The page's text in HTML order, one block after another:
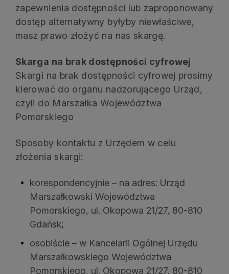
zapewnienia dostępności lub zaproponowany
dostęp alternatywny byłyby niewłaściwe,
masz prawo złożyć na nas skargę.
Skarga na brak dostępności cyfrowej
Skargi na brak dostępności cyfrowej prosimy
kierować do organu nadzorującego Urząd,
czyli do Marszałka Województwa
Pomorskiego
Sposoby kontaktu z Urzędem w celu
złożenia skargi:
korespondencyjnie – na adres: Urząd
Marszałkowski Województwa
Pomorskiego, ul. Okopowa 21/27, 80-810
Gdańsk;
osobiście – w Kancelarii Ogólnej Urzędu
Marszałkowskiego Województwa
Pomorskiego, ul. Okopowa 21/27, 80-810